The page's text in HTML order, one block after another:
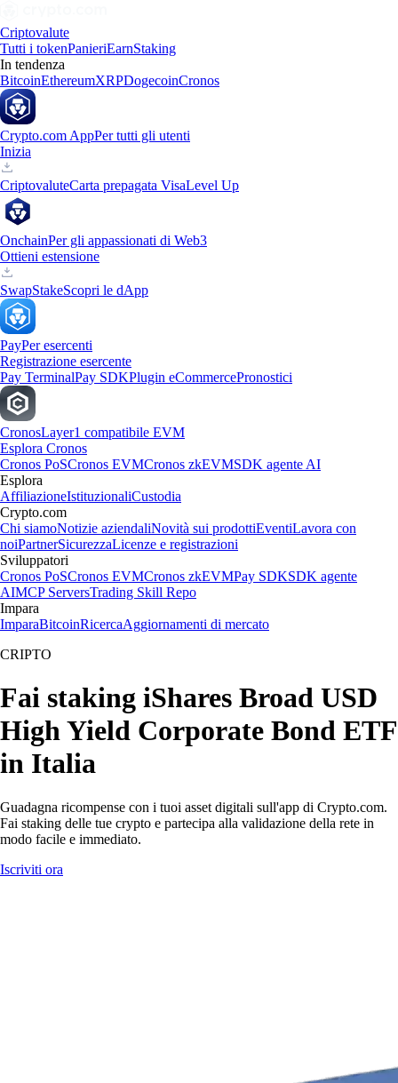
Criptovalute
Tutti i tokenPanieriEarnStaking
In tendenza
BitcoinEthereumXRPDogecoinCronos
Crypto.com AppPer tutti gli utenti
Inizia
CriptovaluteCarta prepagata VisaLevel Up
OnchainPer gli appassionati di Web3
Ottieni estensione
SwapStakeScopri le dApp
PayPer esercenti
Registrazione esercente
Pay TerminalPay SDKPlugin eCommercePronostici
CronosLayer1 compatibile EVM
Esplora Cronos
Cronos PoSCronos EVMCronos zkEVMSDK agente AI
Esplora
AffiliazioneIstituzionaliCustodia
Crypto.com
Chi siamoNotizie aziendaliNovità sui prodottiEventiLavora con
noiPartnerSicurezzaLicenze e registrazioni
Sviluppatori
Cronos PoSCronos EVMCronos zkEVMPay SDKSDK agente
AIMCP ServersTrading Skill Repo
Impara
ImparaBitcoinRicercaAggiornamenti di mercato
CRIPTO
Fai staking iShares Broad USD
High Yield Corporate Bond ETF
in Italia
Guadagna ricompense con i tuoi asset digitali sull'app di Crypto.com.
Fai staking delle tue crypto e partecipa alla validazione della rete in
modo facile e immediato.
Iscriviti ora